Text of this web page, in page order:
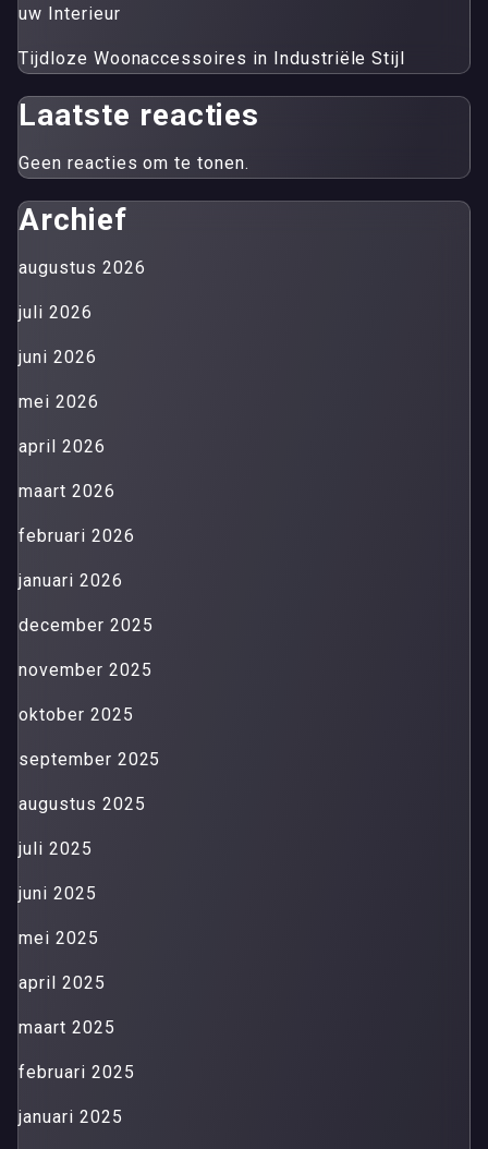
uw Interieur
Tijdloze Woonaccessoires in Industriële Stijl
Laatste reacties
Geen reacties om te tonen.
Archief
augustus 2026
juli 2026
juni 2026
mei 2026
april 2026
maart 2026
februari 2026
januari 2026
december 2025
november 2025
oktober 2025
september 2025
augustus 2025
juli 2025
juni 2025
mei 2025
april 2025
maart 2025
februari 2025
januari 2025